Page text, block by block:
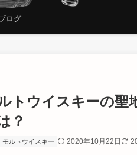
ログ
トウイスキーの聖
？
モルトウイスキー 2020年10月22日